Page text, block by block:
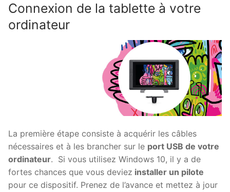
Connexion de la tablette à votre
ordinateur
La première étape consiste à acquérir les câbles
nécessaires et à les brancher sur le port USB de votre
ordinateur. Si vous utilisez Windows 10, il y a de
fortes chances que vous deviez installer un pilote
pour ce dispositif. Prenez de l’avance et mettez à jour